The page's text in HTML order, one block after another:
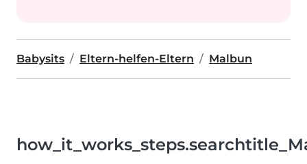
Babysits Eltern-helfen-Eltern Malbun